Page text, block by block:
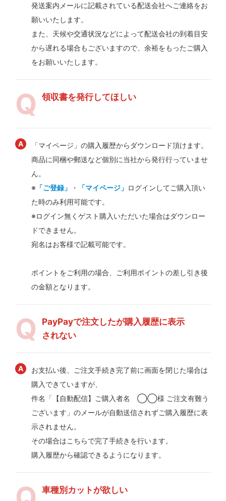
発送案内メールに記載されている配送会社へご連絡をお
願いいたします。
また、天候や交通状況などによって配送会社の到着目安
から遅れる場合もございますので、余裕をもったご購入
をお願いいたします。
領収書を発行してほしい
「マイページ」の購入履歴からダウンロード頂けます。
商品に同梱や郵送など個別に当社から発行行っていませ
ん。
※ 「ご登録」 ・ 「マイページ」 ログインしてご購入頂い
た時のみ利用可能です。
※ログイン無くゲスト購入いただいた場合はダウンロー
ドできません。
宛名はお客様で記載可能です。
ポイントをご利用の場合、ご利用ポイントの差し引き後
の金額となります。
PayPayで注文したが購入履歴に表示
されない
お支払い後、ご注文手続き完了前に画面を閉じた場合は
購入できていますが、
件名「【自動配信】ご購入者名 ◯◯様 ご注文有難う
ございます」のメールが自動送信されずご購入履歴に表
示されません。
その場合はこちらで完了手続きを行います。
購入履歴から確認できるようになります。
車種別カットが欲しい